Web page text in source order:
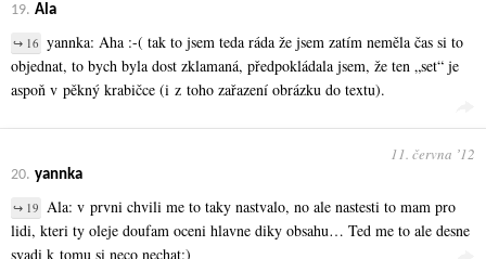
19. Ala
↪ 16 yannka: Aha :-( tak to jsem teda ráda že jsem zatím neměla čas si to
objednat, to bych byla dost zklamaná, předpokládala jsem, že ten „set“ je
aspoň v pěkný krabičce (i z toho zařazení obrázku do textu).
20. yannka
11. června ʼ12
↪ 19 Ala: v prvni chvili me to taky nastvalo, no ale nastesti to mam pro
lidi, kteri ty oleje doufam oceni hlavne diky obsahu… Ted me to ale desne
svadi k tomu si neco nechat:)